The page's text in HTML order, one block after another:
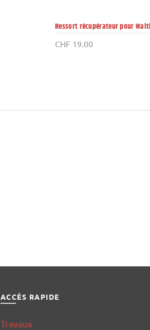
Ressort récupérateur pour
CHF 19.00
ACCÈS RAPIDE
Travaux